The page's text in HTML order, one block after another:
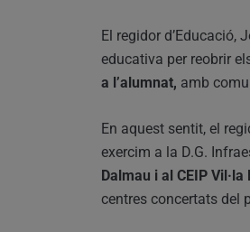
El regidor
educativa per reobrir
a l’alumnat, amb
En aquest sentit, el
exercim a la D.G.
Dalmau i al CEIP
centres concertats del